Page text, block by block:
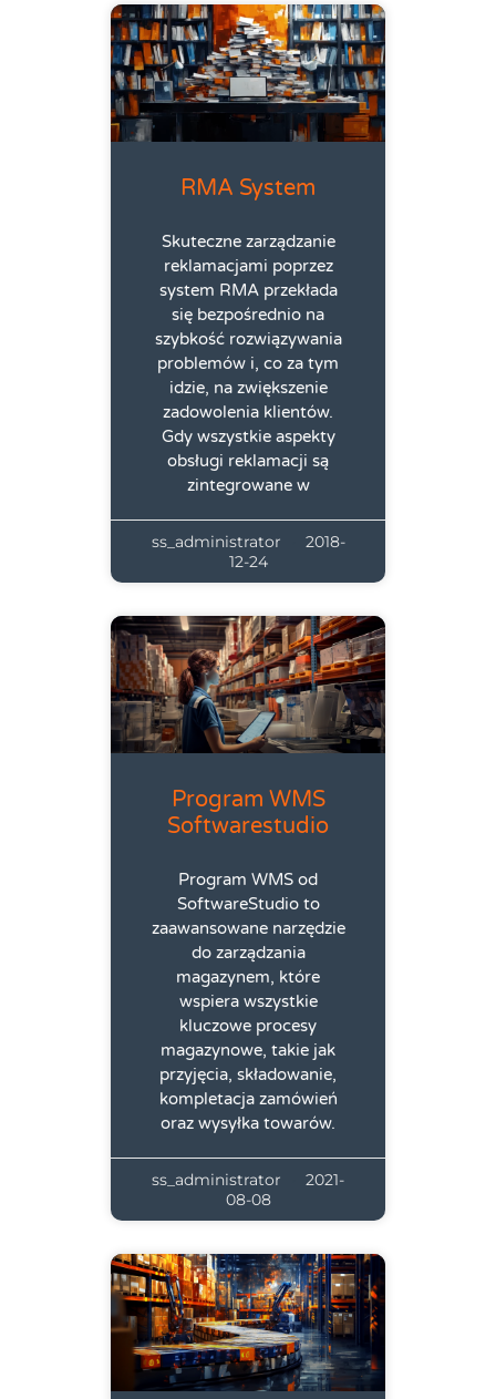
RMA System
Skuteczne zarządzanie
reklamacjami poprzez
system RMA przekłada
się bezpośrednio na
szybkość rozwiązywania
problemów i, co za tym
idzie, na zwiększenie
zadowolenia klientów.
Gdy wszystkie aspekty
obsługi reklamacji są
zintegrowane w
ss_administrator
2018-
12-24
Program WMS
Softwarestudio
Program WMS od
SoftwareStudio to
zaawansowane narzędzie
do zarządzania
magazynem, które
wspiera wszystkie
kluczowe procesy
magazynowe, takie jak
przyjęcia, składowanie,
kompletacja zamówień
oraz wysyłka towarów.
ss_administrator
2021-
08-08